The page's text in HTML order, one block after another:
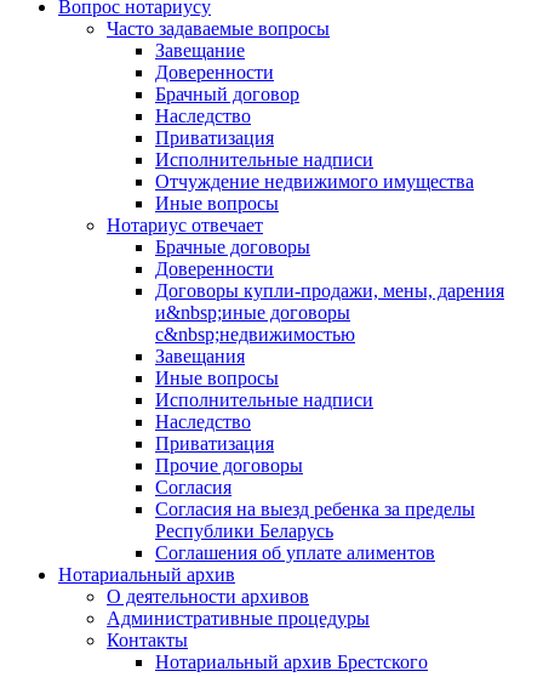
Вопрос нотариусу
Часто задаваемые вопросы
Завещание
Доверенности
Брачный договор
Наследство
Приватизация
Исполнительные надписи
Отчуждение недвижимого имущества
Иные вопросы
Нотариус отвечает
Брачные договоры
Доверенности
Договоры купли-продажи, мены, дарения
и&nbsp;иные договоры
с&nbsp;недвижимостью
Завещания
Иные вопросы
Исполнительные надписи
Наследство
Приватизация
Прочие договоры
Согласия
Согласия на выезд ребенка за пределы
Республики Беларусь
Соглашения об уплате алиментов
Нотариальный архив
О деятельности архивов
Административные процедуры
Контакты
Нотариальный архив Брестского